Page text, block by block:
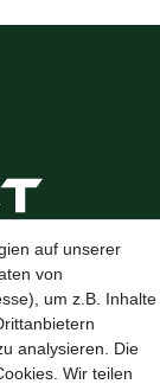
auf unserer
von
um z.B. Inhalte
analysieren. Die
Wir teilen